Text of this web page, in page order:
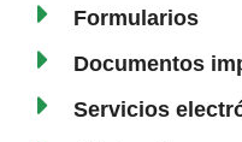
Formularios
Documentos
Servicios